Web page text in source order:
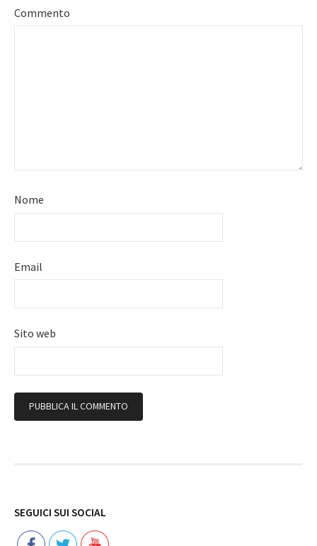
Commento
Nome
Email
Sito web
SEGUICI SUI SOCIAL